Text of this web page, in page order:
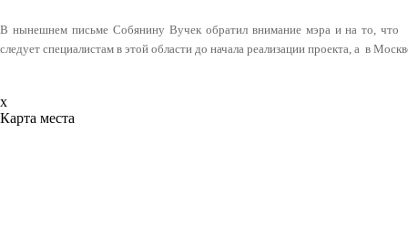
В нынешнем письме Собянину Вучек обратил внимание мэра и на то, что
следует специалистам в этой области до начала реализации проекта, а в
x
Карта места